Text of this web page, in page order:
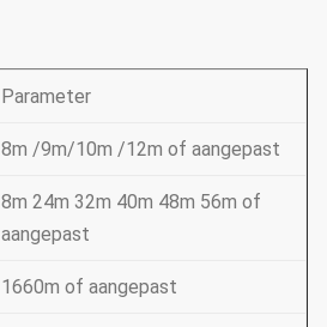
Parameter
8m /9m/10m /12m of aangepast
8m 24m 32m 40m 48m 56m of
aangepast
1660m of aangepast